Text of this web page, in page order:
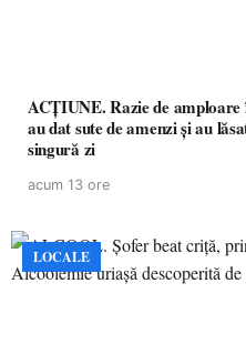
ACȚIUNE. Razie de
au dat sute de amenzi și au
singură zi
acum 13 ore
LOCALE